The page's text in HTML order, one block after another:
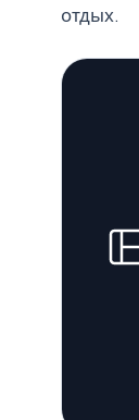
отдых.